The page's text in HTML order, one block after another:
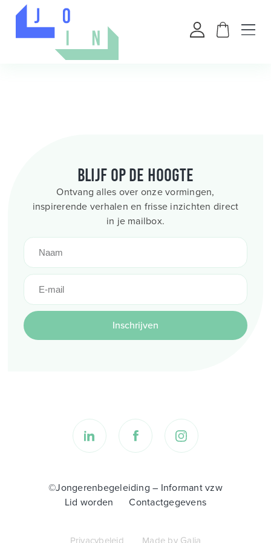
Blijf op de hoogte
Ontvang alles over onze vormingen,
inspirerende verhalen en frisse inzichten direct
in je mailbox.
Inschrijven
©Jongerenbegeleiding – Informant vzw
Lid worden
Contactgegevens